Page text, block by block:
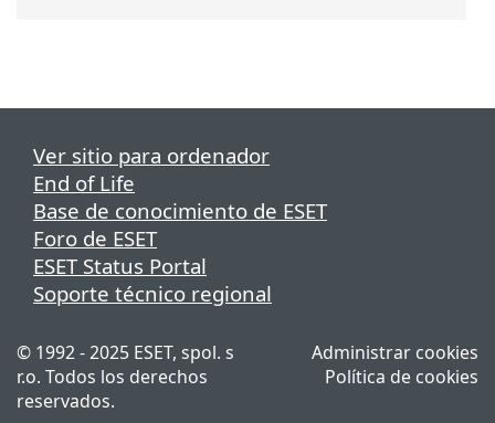
Ver sitio para ordenador
End of Life
Base de conocimiento de ESET
Foro de ESET
ESET Status Portal
Soporte técnico regional
© 1992 - 2025 ESET, spol. s
r.o. Todos los derechos
reservados.
Administrar cookies
Política de cookies